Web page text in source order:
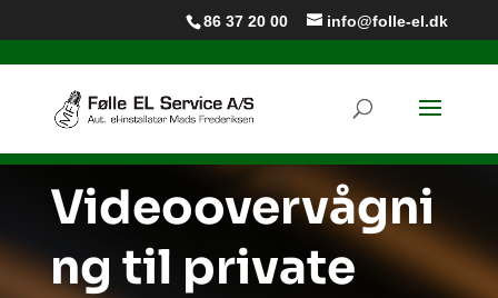
86 37 20 00 info@folle-el.dk
Videoovervågni
ng til private